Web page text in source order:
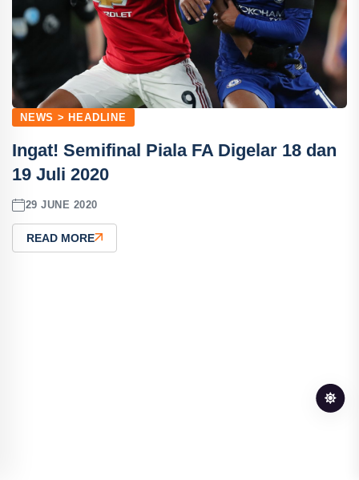
NEWS > HEADLINE
Ingat! Semifinal Piala FA Digelar 18 dan
19 Juli 2020
29 JUNE 2020
READ MORE